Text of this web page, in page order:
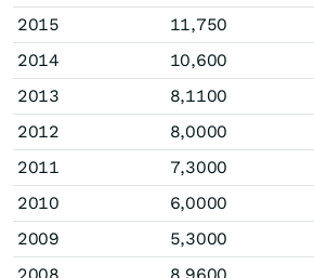
2015
11,750
2014
10,600
2013
8,1100
2012
8,0000
2011
7,3000
2010
6,0000
2009
5,3000